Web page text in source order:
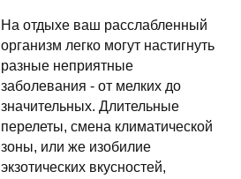
На отдыхе ваш расслабленный
организм легко могут настигнуть
разные неприятные
заболевания - от мелких до
значительных. Длительные
перелеты, смена климатической
зоны, или же изобилие
экзотических вкусностей,